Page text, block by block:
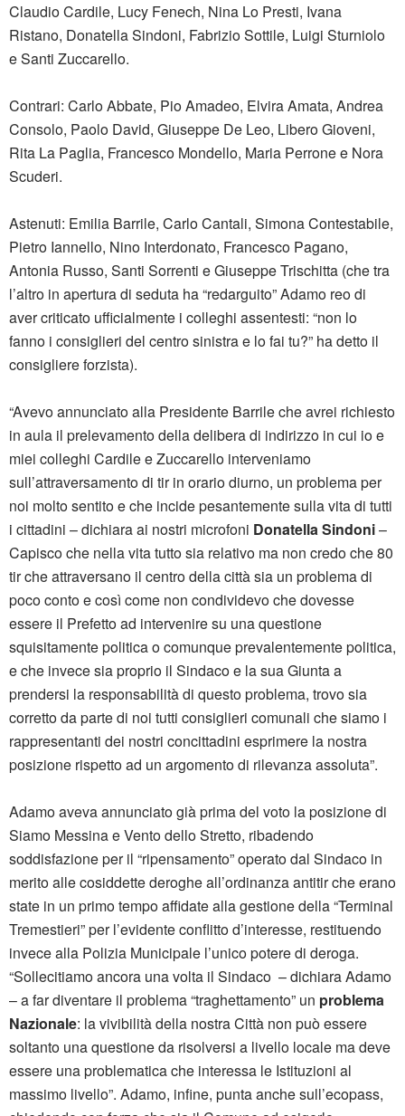
Claudio Cardile, Lucy Fenech, Nina Lo Presti, Ivana
Ristano, Donatella Sindoni, Fabrizio Sottile, Luigi Sturniolo
e Santi Zuccarello.
Contrari: Carlo Abbate, Pio Amadeo, Elvira Amata, Andrea
Consolo, Paolo David, Giuseppe De Leo, Libero Gioveni,
Rita La Paglia, Francesco Mondello, Maria Perrone e Nora
Scuderi.
Astenuti: Emilia Barrile, Carlo Cantali, Simona Contestabile,
Pietro Iannello, Nino Interdonato, Francesco Pagano,
Antonia Russo, Santi Sorrenti e Giuseppe Trischitta (che tra
l’altro in apertura di seduta ha “redarguito” Adamo reo di
aver criticato ufficialmente i colleghi assentesti: “non lo
fanno i consiglieri del centro sinistra e lo fai tu?” ha detto il
consigliere forzista).
“Avevo annunciato alla Presidente Barrile che avrei richiesto
in aula il prelevamento della delibera di indirizzo in cui io e
miei colleghi Cardile e Zuccarello interveniamo
sull’attraversamento di tir in orario diurno, un problema per
noi molto sentito e che incide pesantemente sulla vita di tutti
i cittadini – dichiara ai nostri microfoni Donatella Sindoni–
Capisco che nella vita tutto sia relativo ma non credo che 80
tir che attraversano il centro della città sia un problema di
poco conto e così come non condividevo che dovesse
essere il Prefetto ad intervenire su una questione
squisitamente politica o comunque prevalentemente politica,
e che invece sia proprio il Sindaco e la sua Giunta a
prendersi la responsabilità di questo problema, trovo sia
corretto da parte di noi tutti consiglieri comunali che siamo i
rappresentanti dei nostri concittadini esprimere la nostra
posizione rispetto ad un argomento di rilevanza assoluta”.
Adamo aveva annunciato già prima del voto la posizione di
Siamo Messina e Vento dello Stretto, ribadendo
soddisfazione per il “ripensamento” operato dal Sindaco in
merito alle cosiddette deroghe all’ordinanza antitir che erano
state in un primo tempo affidate alla gestione della “Terminal
Tremestieri” per l’evidente conflitto d’interesse, restituendo
invece alla Polizia Municipale l’unico potere di deroga.
“Sollecitiamo ancora una volta il Sindaco – dichiara Adamo
– a far diventare il problema “traghettamento” un problema
Nazionale: la vivibilità della nostra Città non può essere
soltanto una questione da risolversi a livello locale ma deve
essere una problematica che interessa le Istituzioni al
massimo livello”. Adamo, infine, punta anche sull’ecopass,